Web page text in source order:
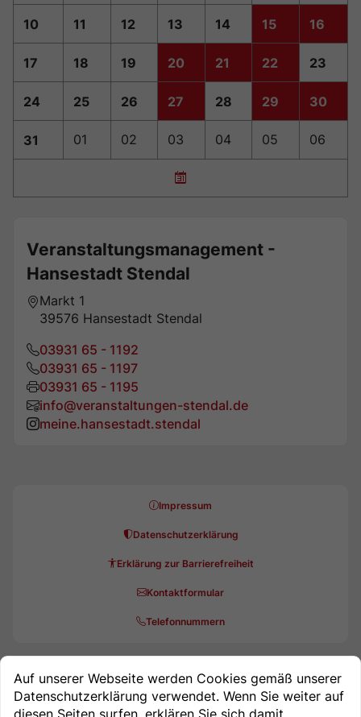
10 11 12 13 14 15 16
17 18 19 20 21 22 23
24 25 26 27 28 29 30
31 01 02 03 04 05 06
Veranstaltungsmanagement -
Hansestadt Stendal
Markt 1
39576 Hansestadt Stendal
03931 65 - 1192
03931 65 - 1197
03931 65 - 1195
info@veranstaltungen-stendal.de
meine.hansestadt.stendal
Impressum
Datenschutzerklärung
Erklärung zur Barrierefreiheit
Kontaktformular
Telefonnummern
Auf unserer Webseite werden Cookies gemäß unserer
Datenschutzerklärung verwendet. Wenn Sie weiter auf